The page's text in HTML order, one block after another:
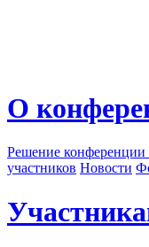
О
Решение конференции
участников Новости